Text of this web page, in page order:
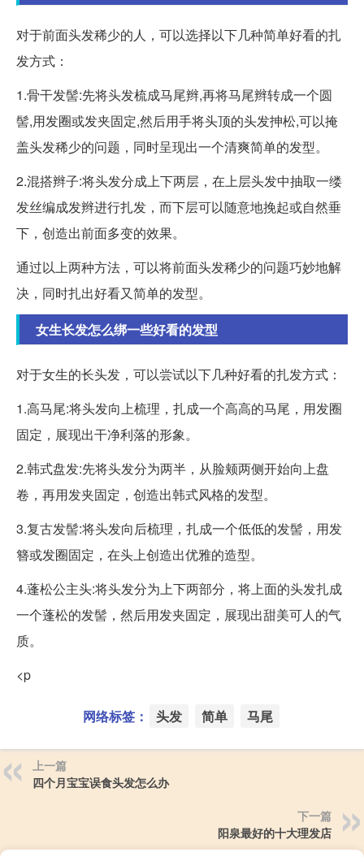
对于前面头发稀少的人，可以选择以下几种简单好看的扎
发方式：
1.骨干发髻:先将头发梳成马尾辫,再将马尾辫转成一个圆
髻,用发圈或发夹固定,然后用手将头顶的头发抻松,可以掩
盖头发稀少的问题，同时呈现出一个清爽简单的发型。
2.混搭辫子:将头发分成上下两层，在上层头发中抽取一缕
发丝编成发辫进行扎发，而下层可以随意地挽起或自然垂
下，创造出前面多变的效果。
通过以上两种方法，可以将前面头发稀少的问题巧妙地解
决，同时扎出好看又简单的发型。
女生长发怎么绑一些好看的发型
对于女生的长头发，可以尝试以下几种好看的扎发方式：
1.高马尾:将头发向上梳理，扎成一个高高的马尾，用发圈
固定，展现出干净利落的形象。
2.韩式盘发:先将头发分为两半，从脸颊两侧开始向上盘
卷，再用发夹固定，创造出韩式风格的发型。
3.复古发髻:将头发向后梳理，扎成一个低低的发髻，用发
簪或发圈固定，在头上创造出优雅的造型。
4.蓬松公主头:将头发分为上下两部分，将上面的头发扎成
一个蓬松的发髻，然后用发夹固定，展现出甜美可人的气
质。
<p
网络标签： 头发 简单 马尾
上一篇
四个月宝宝误食头发怎么办
下一篇
阳泉最好的十大理发店